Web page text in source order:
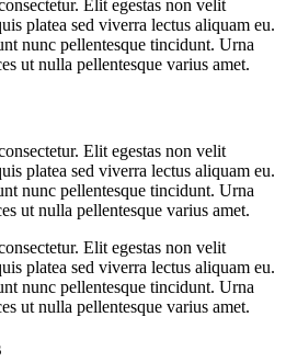
Elit egestas non velit
platea sed viverra lectus aliquam eu.
nunc pellentesque tincidunt. Urna
ut nulla pellentesque varius amet.
Elit egestas non velit
platea sed viverra lectus aliquam eu.
nunc pellentesque tincidunt. Urna
ut nulla pellentesque varius amet.
Elit egestas non velit
platea sed viverra lectus aliquam eu.
nunc pellentesque tincidunt. Urna
ut nulla pellentesque varius amet.